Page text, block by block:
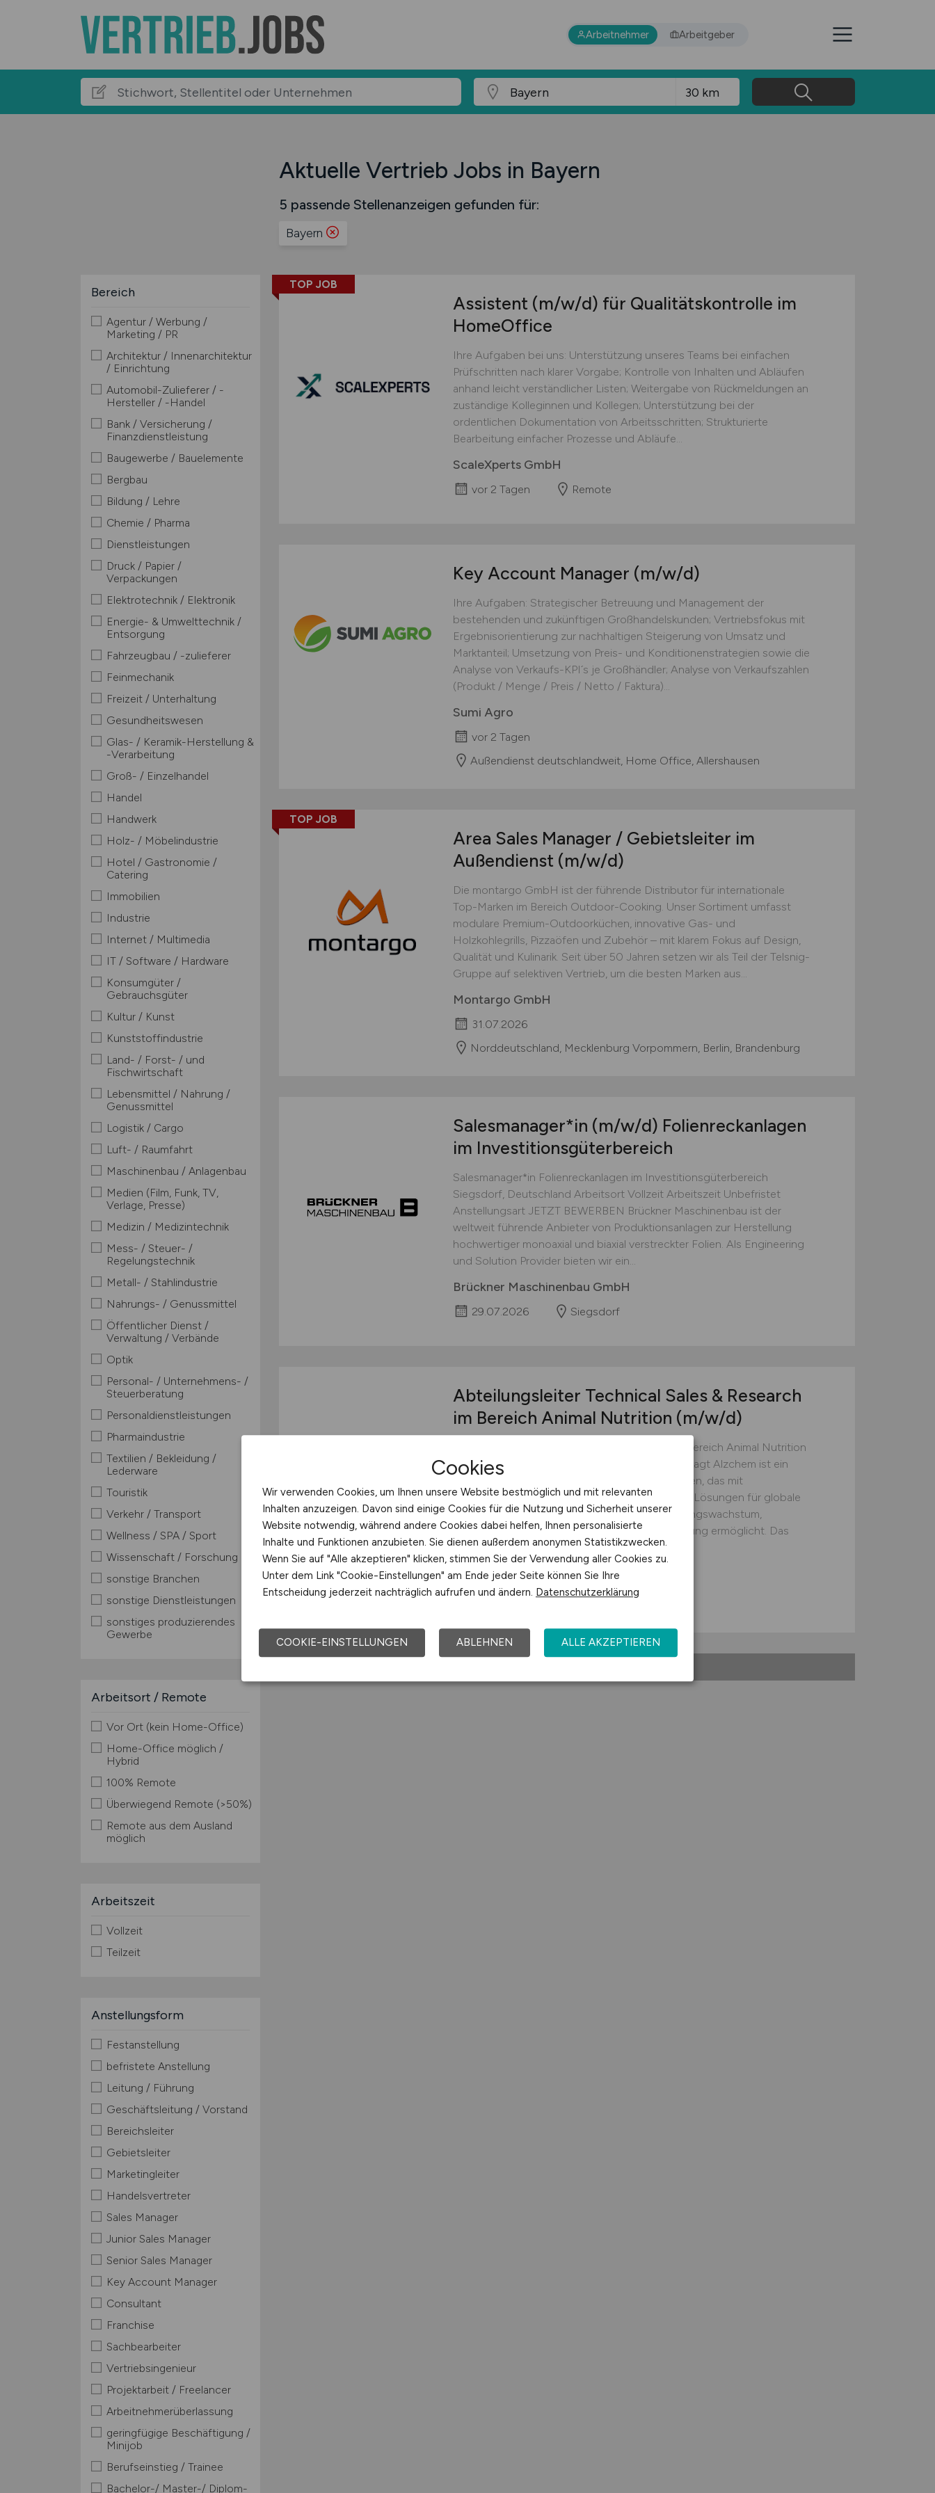
Arbeitnehmer Arbeitgeber
Aktuelle Vertrieb Jobs in Bayern
5 passende Stellenanzeigen gefunden für:
Bayern
Bereich
Agentur / Werbung /
Marketing / PR
Architektur / Innenarchitektur
/ Einrichtung
Automobil-Zulieferer / -
Hersteller / -Handel
Bank / Versicherung /
Finanzdienstleistung
Baugewerbe / Bauelemente
Bergbau
Bildung / Lehre
Chemie / Pharma
Dienstleistungen
Druck / Papier /
Verpackungen
Elektrotechnik / Elektronik
Energie- & Umwelttechnik /
Entsorgung
Fahrzeugbau / -zulieferer
Feinmechanik
Freizeit / Unterhaltung
Gesundheitswesen
Glas- / Keramik-Herstellung &
-Verarbeitung
Groß- / Einzelhandel
Handel
Handwerk
Holz- / Möbelindustrie
Hotel / Gastronomie /
Catering
Immobilien
Industrie
Internet / Multimedia
IT / Software / Hardware
Konsumgüter /
Gebrauchsgüter
Kultur / Kunst
Kunststoffindustrie
Land- / Forst- / und
Fischwirtschaft
Lebensmittel / Nahrung /
Genussmittel
Logistik / Cargo
Luft- / Raumfahrt
Maschinenbau / Anlagenbau
Medien (Film, Funk, TV,
Verlage, Presse)
Medizin / Medizintechnik
Mess- / Steuer- /
Regelungstechnik
Metall- / Stahlindustrie
Nahrungs- / Genussmittel
Öffentlicher Dienst /
Verwaltung / Verbände
Optik
Personal- / Unternehmens- /
Steuerberatung
Personaldienstleistungen
Pharmaindustrie
Textilien / Bekleidung /
Lederware
Touristik
Verkehr / Transport
Wellness / SPA / Sport
Wissenschaft / Forschung
sonstige Branchen
sonstige Dienstleistungen
sonstiges produzierendes
Gewerbe
Arbeitsort / Remote
Vor Ort (kein Home-Office)
Home-Office möglich /
Hybrid
100% Remote
Überwiegend Remote (>50%)
Remote aus dem Ausland
möglich
Arbeitszeit
Vollzeit
Teilzeit
Anstellungsform
Festanstellung
befristete Anstellung
Leitung / Führung
Geschäftsleitung / Vorstand
Bereichsleiter
Gebietsleiter
Marketingleiter
Handelsvertreter
Sales Manager
Junior Sales Manager
Senior Sales Manager
Key Account Manager
Consultant
Franchise
Sachbearbeiter
Vertriebsingenieur
Projektarbeit / Freelancer
Arbeitnehmerüberlassung
geringfügige Beschäftigung /
Minijob
Berufseinstieg / Trainee
Bachelor-/ Master-/ Diplom-
TOP JOB
Assistent (m/w/d) für Qualitätskontrolle im
HomeOffice
Ihre Aufgaben bei uns: Unterstützung unseres Teams bei einfachen
Prüfschritten nach klarer Vorgabe; Kontrolle von Inhalten und Abläufen
anhand leicht verständlicher Listen; Weitergabe von Rückmeldungen an
zuständige Kolleginnen und Kollegen; Unterstützung bei der
ordentlichen Dokumentation von Arbeitsschritten; Strukturierte
Bearbeitung einfacher Prozesse und Abläufe...
ScaleXperts GmbH
vor 2 Tagen Remote
Key Account Manager (m/w/d)
Ihre Aufgaben: Strategischer Betreuung und Management der
bestehenden und zukünftigen Großhandelskunden; Vertriebsfokus mit
Ergebnisorientierung zur nachhaltigen Steigerung von Umsatz und
Marktanteil; Umsetzung von Preis- und Konditionenstrategien sowie die
Analyse von Verkaufs-KPI´s je Großhändler; Analyse von Verkaufszahlen
(Produkt / Menge / Preis / Netto / Faktura)...
Sumi Agro
vor 2 Tagen
Außendienst deutschlandweit, Home Office, Allershausen
TOP JOB
Area Sales Manager / Gebietsleiter im
Außendienst (m/w/d)
Die montargo GmbH ist der führende Distributor für internationale
Top-Marken im Bereich Outdoor-Cooking. Unser Sortiment umfasst
modulare Premium-Outdoorküchen, innovative Gas- und
Holzkohlegrills, Pizzaöfen und Zubehör – mit klarem Fokus auf Design,
Qualität und Kulinarik. Seit über 50 Jahren setzen wir als Teil der Telsnig-
Gruppe auf selektiven Vertrieb, um die besten Marken aus...
Montargo GmbH
31.07.2026
Norddeutschland, Mecklenburg Vorpommern, Berlin, Brandenburg
Salesmanager*in (m/w/d) Folienreckanlagen
im Investitionsgüterbereich
Salesmanager*in Folienreckanlagen im Investitionsgüterbereich
Siegsdorf, Deutschland Arbeitsort Vollzeit Arbeitszeit Unbefristet
Anstellungsart JETZT BEWERBEN Brückner Maschinenbau ist der
weltweit führende Anbieter von Produktionsanlagen zur Herstellung
hochwertiger monoaxial und biaxial verstreckter Folien. Als Engineering
und Solution Provider bieten wir ein...
Brückner Maschinenbau GmbH
29.07.2026 Siegsdorf
Abteilungsleiter Technical Sales & Research
im Bereich Animal Nutrition (m/w/d)
Abteilungsleiter Technical Sales & Research im Bereich Animal Nutrition
(m/w/d) In Oberbayern zu Hause - weltweit gefragt Alzchem ist ein
international führendes Ingredients-Unternehmen, das mit
hochfunktionalen Spezialprodukten nachhaltige Lösungen für globale
Herausforderungen wie Klimawandel, Bevölkerungswachstum,
Verteidigung und eine steigende Lebenserwartung ermöglicht. Das
Portfolio...
Alzchem Trostberg GmbH
25.07.2026 Trostberg
Cookies
Wir verwenden Cookies, um Ihnen unsere Website bestmöglich und mit relevanten
Inhalten anzuzeigen. Davon sind einige Cookies für die Nutzung und Sicherheit unserer
Website notwendig, während andere Cookies dabei helfen, Ihnen personalisierte
Inhalte und Funktionen anzubieten. Sie dienen außerdem anonymen Statistikzwecken.
Wenn Sie auf "Alle akzeptieren" klicken, stimmen Sie der Verwendung aller Cookies zu.
Unter dem Link "Cookie-Einstellungen" am Ende jeder Seite können Sie Ihre
Entscheidung jederzeit nachträglich aufrufen und ändern. Datenschutzerklärung
COOKIE-EINSTELLUNGEN ABLEHNEN ALLE AKZEPTIEREN